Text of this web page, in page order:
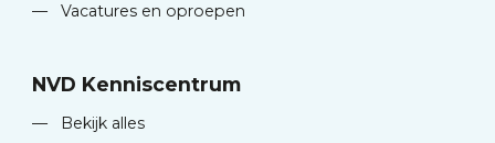
—
Vacatures en oproepen
NVD Kenniscentrum
—
Bekijk alles